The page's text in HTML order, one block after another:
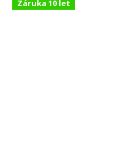
Záruka 10 let